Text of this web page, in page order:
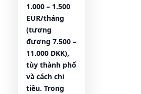
1.000 – 1.500
EUR/tháng
(tương
đương 7.500 –
11.000 DKK),
tùy thành phố
và cách chi
tiêu. Trong